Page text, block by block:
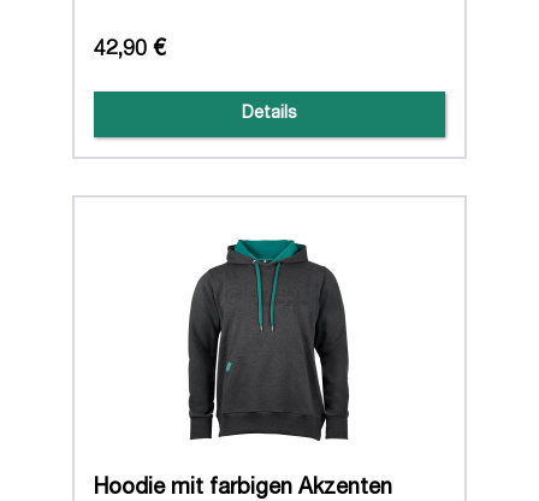
42,90 €
Details
Hoodie mit farbigen Akzenten